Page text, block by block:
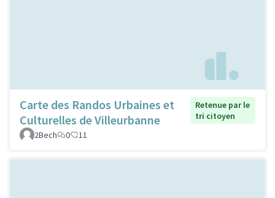
Carte des Randos Urbaines et
Culturelles de Villeurbanne
Retenue par le
tri citoyen
2Bech
0 11